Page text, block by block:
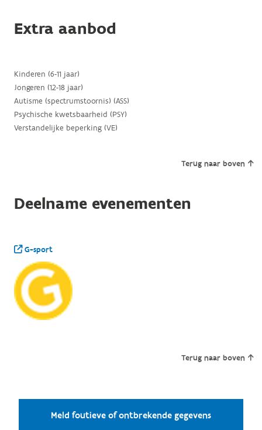
Extra aanbod
Kinderen (6-11 jaar)
Jongeren (12-18 jaar)
Autisme (spectrumstoornis) (ASS)
Psychische kwetsbaarheid (PSY)
Verstandelijke beperking (VE)
Terug naar boven
Deelname evenementen
G-sport
Terug naar boven
Meld foutieve of ontbrekende gegevens